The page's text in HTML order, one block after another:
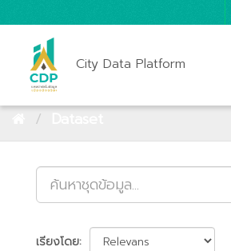
City Data Platform
เรียงโดย